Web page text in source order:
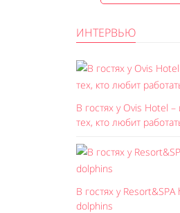
ИНТЕРВЬЮ
В гостях у Ovis Hotel
тех, кто любит
В гостях у
dolphins